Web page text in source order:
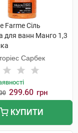
Farme Сіль
для ванн Манго 1,3
Сарбек
299.60 грн
КУПИТИ